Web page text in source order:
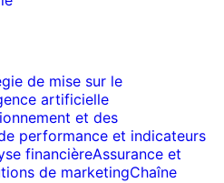
de mise sur le
artificielle
et des
performance et indicateurs
financièreAssurance et
de marketingChaîne